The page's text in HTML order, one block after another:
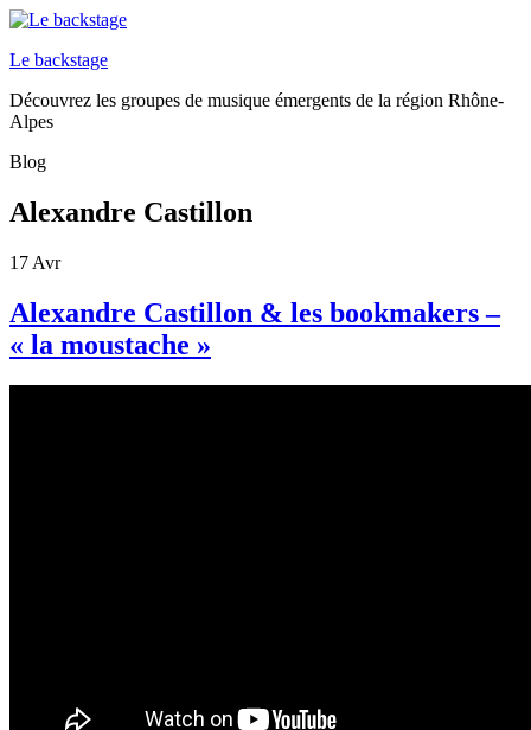
Le backstage
Découvrez les groupes de musique émergents de la région Rhône-
Alpes
Blog
Alexandre Castillon
17 Avr
Alexandre Castillon & les bookmakers –
« la moustache »